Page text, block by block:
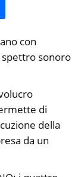
con
sonoro
di
della
da un